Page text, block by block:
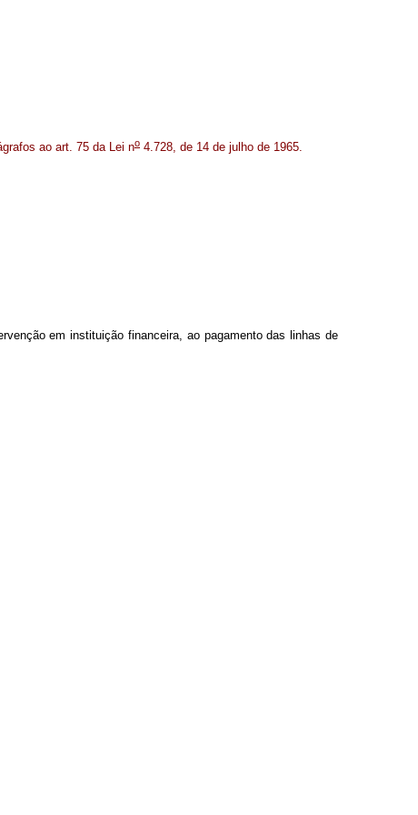
ao art. 75 da Lei no 4.728, de 14 de julho de 1965.
em instituição financeira, ao pagamento das linhas de